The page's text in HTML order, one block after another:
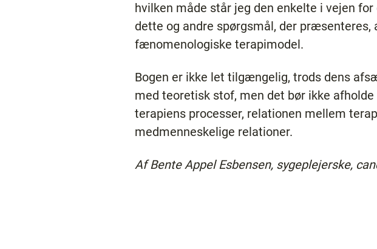
hvilken måde står jeg den enkelte i vejen
dette og andre spørgsmål, der
fænomenologiske terapimodel.
Bogen er ikke let tilgængelig, trods dens
med teoretisk stof, men det bør ikke
terapiens processer, relationen mellem
medmenneskelige relationer.
Af Bente Appel Esbensen, sygeplejerske,